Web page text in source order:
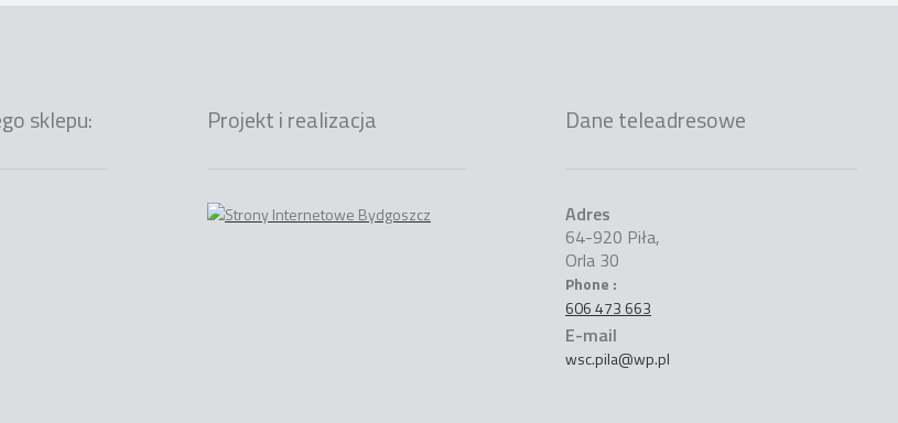
sklepu: Projekt i realizacja Dane teleadresowe
Adres
64-920 Piła,
Orla 30
Phone :
606 473 663
E-mail
wsc.pila@wp.pl